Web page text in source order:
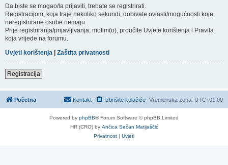
Da biste se mogao/la prijaviti, trebate se registrirati.
Registracijom, koja traje nekoliko sekundi, dobivate ovlasti/mogućnosti koje
neregistrirane osobe nemaju.
Prije registriranja/prijavljivanja, molim(o), proučite Uvjete korištenja i Pravila
koja vrijede na forumu.
Uvjeti korištenja | Zaštita privatnosti
Registracija
Početna Vremenska zona: UTC+01:00
Izbrišite kolačiće
Kontakt
Powered by phpBB® Forum Software © phpBB Limited
HR (CRO) by Ančica Sečan Matijaščić
Privatnost | Uvjeti